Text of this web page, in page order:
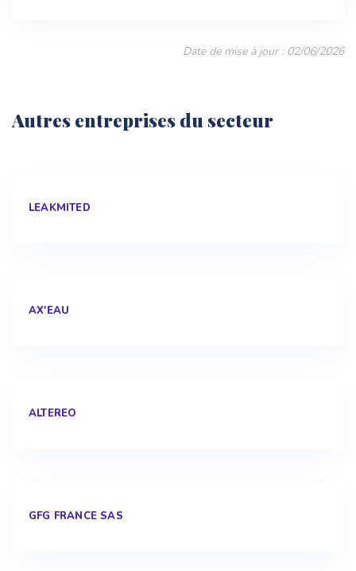
Date de mise à jour : 02/06/2026
Autres entreprises du secteur
LEAKMITED
AX'EAU
ALTEREO
GFG FRANCE SAS